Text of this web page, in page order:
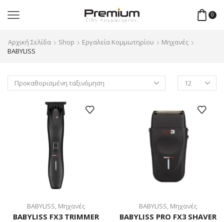
0
Αρχική Σελίδα Shop Εργαλεία Κομμωτηρίου
Μηχανές
BABYLISS
Products
per
BABYLISS, Μηχανές
BABYLISS FX3 TRIMMER
BABYLISS, Μηχανές
BABYLISS PRO FX3 SHAVER